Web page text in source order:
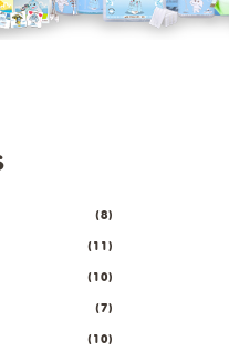
(8)
(11)
(10)
(7)
(10)